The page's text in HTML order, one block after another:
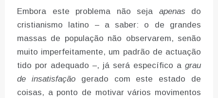
Embora este problema não seja apenas do
cristianismo latino – a saber: o de grandes
massas de população não observarem, senão
muito imperfeitamente, um padrão de actuação
tido por adequado –, já será específico a grau
de insatisfaçãogerado com este estado de
coisas, a ponto de motivar vários movimentos